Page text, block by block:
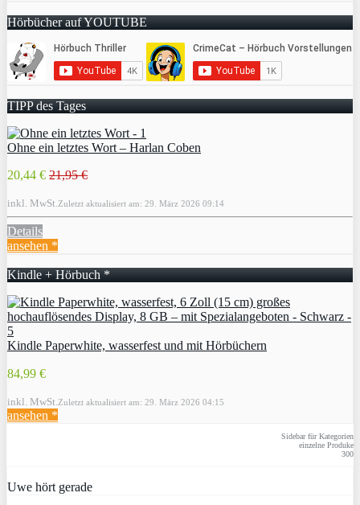
Hörbücher auf YOUTUBE
TIPP des Tages
Ohne ein letztes Wort – Harlan Coben
20,44 € 21,95 €
inkl. MwSt. Zuletzt aktualisiert am: 29. März 2026 09:14
Details
ansehen *
Kindle + Hörbuch *
Kindle Paperwhite, wasserfest und mit Hörbüchern
84,99 €
inkl. MwSt. Zuletzt aktualisiert am: 29. März 2026 04:15
ansehen *
Sidebar für Kategorien
einzelne Produke
300
Uwe hört gerade